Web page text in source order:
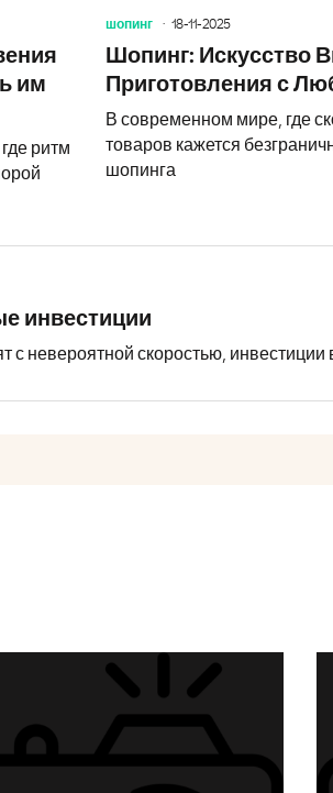
им
ритм
шопинг 18-11-2025
Шопинг: Искусство
Приготовления с
В современном мире, где
товаров кажется
шопинга
инвестиции
невероятной скоростью, инвестиции